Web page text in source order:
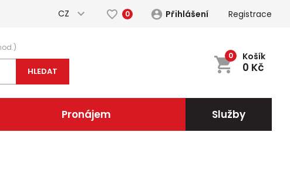
CZ 0 Přihlášení Registrace
HLEDAT
Košík
0 Kč
0
Pronájem Služby